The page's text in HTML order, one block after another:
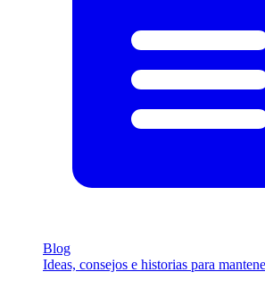
Blog
Ideas, consejos e historias para